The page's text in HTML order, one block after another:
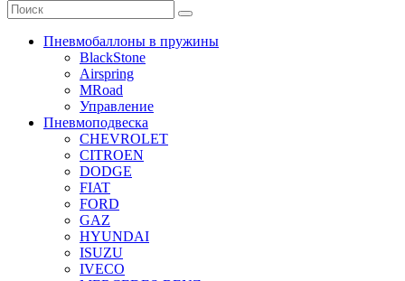
Пневмобаллоны в пружины
BlackStone
Airspring
MRoad
Управление
Пневмоподвеска
CHEVROLET
CITROEN
DODGE
FIAT
FORD
GAZ
HYUNDAI
ISUZU
IVECO